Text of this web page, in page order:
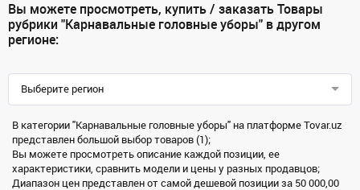
Вы можете просмотреть, купить / заказать Товары
рубрики "Карнавальные головные уборы" в другом
регионе:
Выберите регион
В категории "Карнавальные головные уборы" на платформе Tovar.uz
представлен большой выбор товаров (1);
Вы можете просмотреть описание каждой позиции, ее
характеристики, сравнить модели и цены у разных продавцов;
Диапазон цен представлен от самой дешевой позиции за 50 000,00